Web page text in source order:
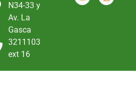
N34-33 y
Av. La
Gasca
3211103
ext 16